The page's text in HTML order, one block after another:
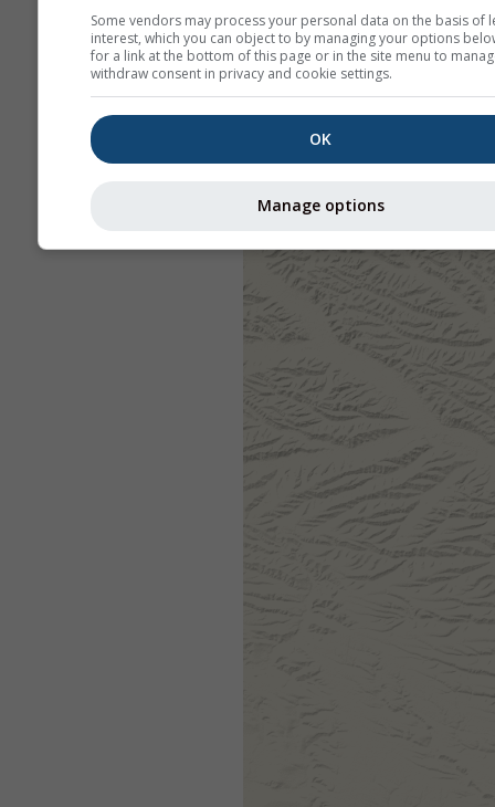
Some vendors may process your personal data on the basis of
interest, which you can object to by managing your options
for a link at the bottom of this page or in the site menu to
withdraw consent in privacy and cookie settings.
OK
Manage options